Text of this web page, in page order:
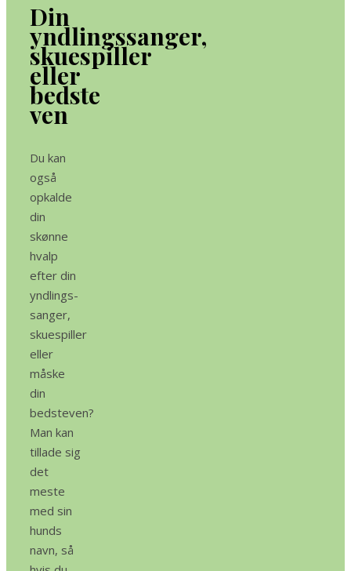
Din
yndlingssanger,
skuespiller
eller
bedste
ven
Du kan
også
opkalde
din
skønne
hvalp
efter din
yndlings-
sanger,
skuespiller
eller
måske
din
bedsteven?
Man kan
tillade sig
det
meste
med sin
hunds
navn, så